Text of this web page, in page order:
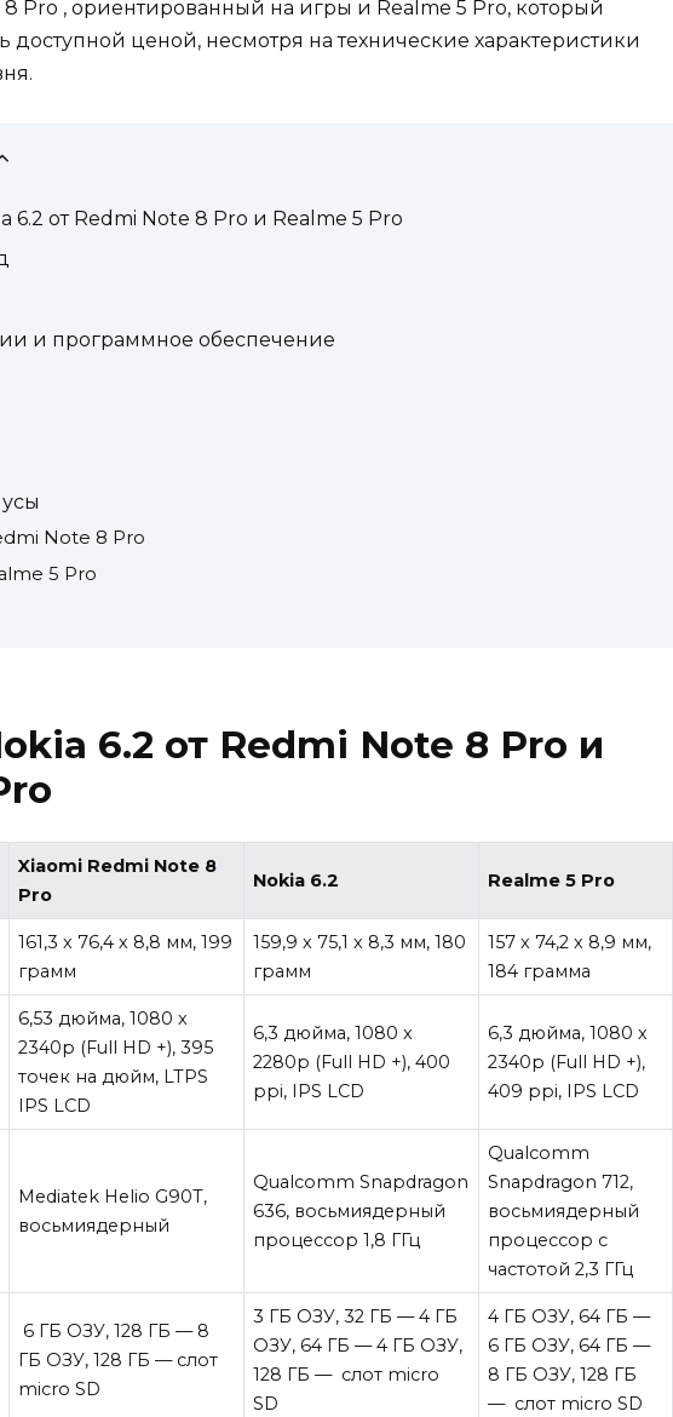
Pro , ориентированный на игры и Realme 5 Pro, который
доступной ценой, несмотря на технические характеристики
6.2 от Redmi Note 8 Pro и Realme 5 Pro
и программное обеспечение
Note 8 Pro
5 Pro
6.2 от Redmi Note 8 Pro и
Xiaomi Redmi Note 8
Pro
Nokia 6.2 Realme 5 Pro
161,3 х 76,4 х 8,8 мм, 199
грамм
159,9 х 75,1 х 8,3 мм, 180
грамм
157 х 74,2 х 8,9 мм,
184 грамма
6,53 дюйма, 1080 x
2340p (Full HD +), 395
точек на дюйм, LTPS
IPS LCD
6,3 дюйма, 1080 x
2280p (Full HD +), 400
ppi, IPS LCD
6,3 дюйма, 1080 x
2340p (Full HD +),
409 ppi, IPS LCD
Mediatek Helio G90T,
восьмиядерный
Qualcomm Snapdragon
636, восьмиядерный
процессор 1,8 ГГц
Qualcomm
Snapdragon 712,
восьмиядерный
процессор с
частотой 2,3 ГГц
6 ГБ ОЗУ, 128 ГБ — 8
ГБ ОЗУ, 128 ГБ — слот
micro SD
3 ГБ ОЗУ, 32 ГБ — 4 ГБ
ОЗУ, 64 ГБ — 4 ГБ ОЗУ,
128 ГБ — слот micro
SD
4 ГБ ОЗУ, 64 ГБ —
6 ГБ ОЗУ, 64 ГБ —
8 ГБ ОЗУ, 128 ГБ
— слот micro SD